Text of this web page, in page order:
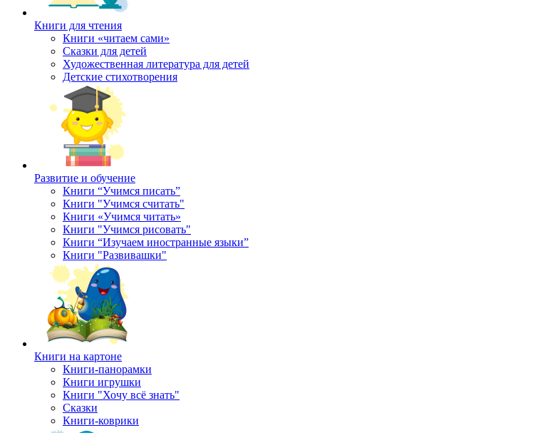
Книги для чтения
Книги «читаем сами»
Сказки для детей
Художественная литература для детей
Детские стихотворения
Развитие и обучение
Книги “Учимся писать”
Книги "Учимся считать"
Книги «Учимся читать»
Книги "Учимся рисовать"
Книги “Изучаем иностранные языки”
Книги "Развивашки"
Книги на картоне
Книги-панорамки
Книги игрушки
Книги "Хочу всё знать"
Сказки
Книги-коврики